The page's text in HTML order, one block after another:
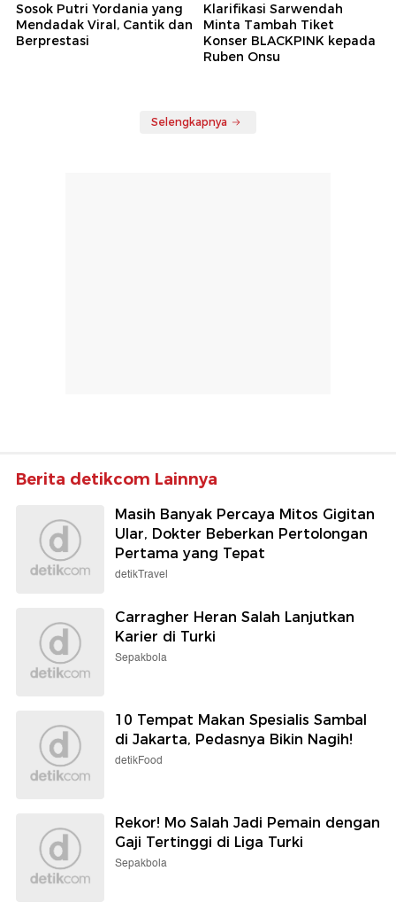
Sosok Putri Yordania yang
Mendadak Viral, Cantik dan
Berprestasi
Klarifikasi Sarwendah
Minta Tambah Tiket
Konser BLACKPINK kepada
Ruben Onsu
Selengkapnya
Berita detikcom Lainnya
Masih Banyak Percaya Mitos Gigitan
Ular, Dokter Beberkan Pertolongan
Pertama yang Tepat
detikTravel
Carragher Heran Salah Lanjutkan
Karier di Turki
Sepakbola
10 Tempat Makan Spesialis Sambal
di Jakarta, Pedasnya Bikin Nagih!
detikFood
Rekor! Mo Salah Jadi Pemain dengan
Gaji Tertinggi di Liga Turki
Sepakbola